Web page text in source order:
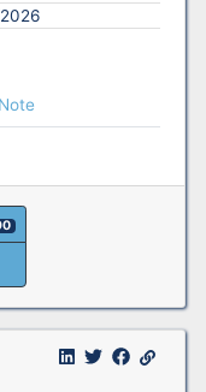
Note